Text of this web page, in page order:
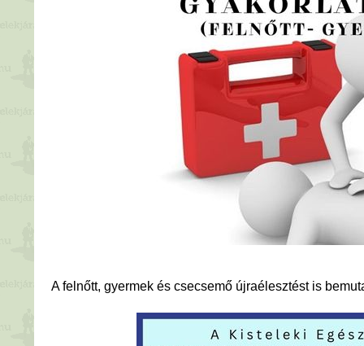
A felnőtt, gyermek és csecsemő újraélesztést is